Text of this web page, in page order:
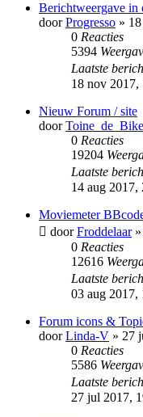
Berichtweergave in
doorProgresso »
0 Reacties
5394
Laatste
18 nov 2017,
Nieuw Forum / site
door
0 Reacties
19204
Laatste
14 aug 2017,
Moviemeter
doorFroddelaar»
0 Reacties
12616
Laatste
03 aug 2017,
Forum icons &
doorLinda-V » 27
0 Reacties
5586
Laatste
27 jul 2017,